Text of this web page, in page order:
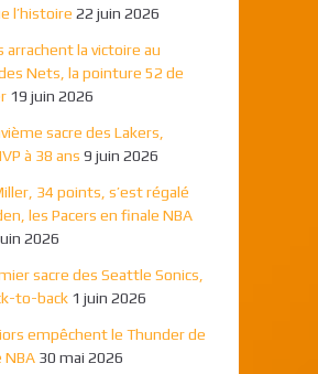
l’histoire 22 juin 2026
arrachent la victoire au
Nets, la pointure 52 de
19 juin 2026
sacre des Lakers,
à 38 ans 9 juin 2026
34 points, s’est régalé
les Pacers en finale NBA
2026
sacre des Seattle Sonics,
to-back 1 juin 2026
empêchent le Thunder de
NBA 30 mai 2026